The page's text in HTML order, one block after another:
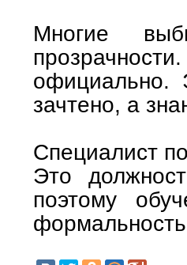
Многие
официально.
зачтено, а
Специалист
Это
поэтому